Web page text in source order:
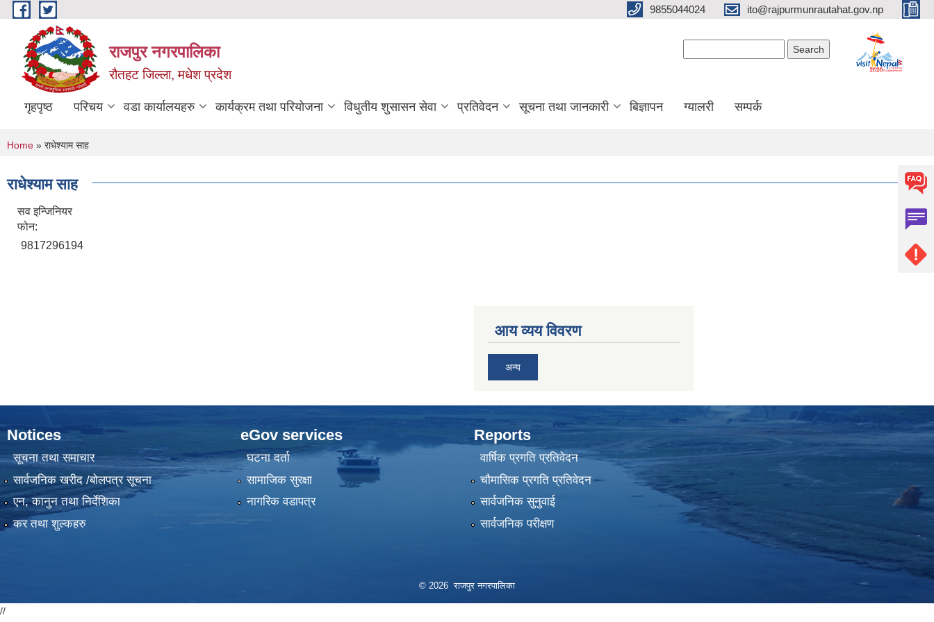
Skip to main content 9855044024 ito@rajpurmunrautahat.gov.np
राजपुर नगरपालिका
रौतहट जिल्ला, मधेश प्रदेश
गृहपृष्ठ परिचय वडा कार्यालयहरु कार्यक्रम तथा परियोजना विधुतीय शुसासन सेवा प्रतिवेदन सूचना तथा जानकारी बिज्ञापन ग्यालरी सम्पर्क
You are here
Home » राधेश्याम साह
राधेश्याम साह
सव इन्जिनियर
फोन:
9817296194
आय व्यय विवरण
अन्य
Notices
सूचना तथा समाचार
सार्वजनिक खरीद /बोलपत्र सूचना
एन, कानुन तथा निर्देशिका
कर तथा शुल्कहरु
eGov services
घटना दर्ता
सामाजिक सुरक्षा
नागरिक वडापत्र
Reports
वार्षिक प्रगति प्रतिवेदन
चौमासिक प्रगति प्रतिवेदन
सार्वजनिक सुनुवाई
सार्वजनिक परीक्षण
© 2026 राजपुर नगरपालिका
//